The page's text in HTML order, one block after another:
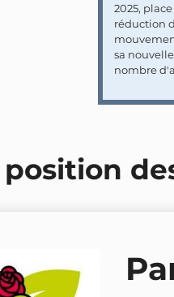
2025,
réduction
sa
nombre
position